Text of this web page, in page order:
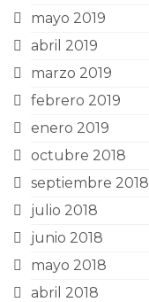
mayo 2019
abril 2019
marzo 2019
febrero 2019
enero 2019
octubre 2018
septiembre 2018
julio 2018
junio 2018
mayo 2018
abril 2018